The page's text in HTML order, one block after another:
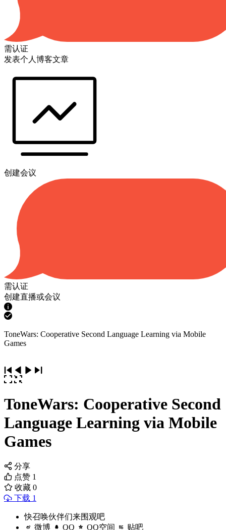
需认证
发表个人博客文章
创建会议
需认证
创建直播或会议
ToneWars: Cooperative Second Language Learning via Mobile
Games
ToneWars: Cooperative Second
Language Learning via Mobile
Games
分享
点赞 1
收藏 0
下载 1
快召唤伙伴们来围观吧
微博 QQ QQ空间 贴吧